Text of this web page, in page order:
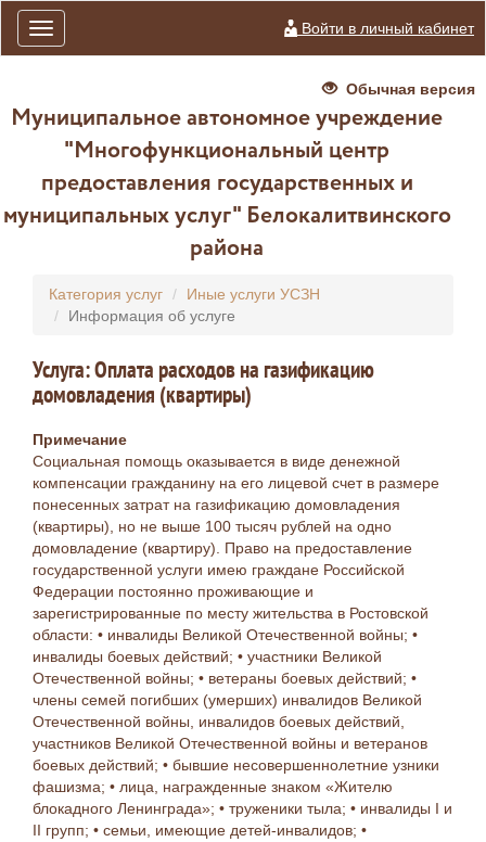
Toggle
navigation
Войти в личный кабинет
Обычная версия
Муниципальное автономное учреждение
"Многофункциональный центр
предоставления государственных и
муниципальных услуг" Белокалитвинского
района
Категория услуг
Иные услуги УСЗН
Информация об услуге
Услуга: Оплата расходов на газификацию
домовладения (квартиры)
Примечание
Социальная помощь оказывается в виде денежной
компенсации гражданину на его лицевой счет в размере
понесенных затрат на газификацию домовладения
(квартиры), но не выше 100 тысяч рублей на одно
домовладение (квартиру). Право на предоставление
государственной услуги имею граждане Российской
Федерации постоянно проживающие и
зарегистрированные по месту жительства в Ростовской
области: • инвалиды Великой Отечественной войны; •
инвалиды боевых действий; • участники Великой
Отечественной войны; • ветераны боевых действий; •
члены семей погибших (умерших) инвалидов Великой
Отечественной войны, инвалидов боевых действий,
участников Великой Отечественной войны и ветеранов
боевых действий; • бывшие несовершеннолетние узники
фашизма; • лица, награжденные знаком «Жителю
блокадного Ленинграда»; • труженики тыла; • инвалиды I и
II групп; • семьи, имеющие детей-инвалидов; •